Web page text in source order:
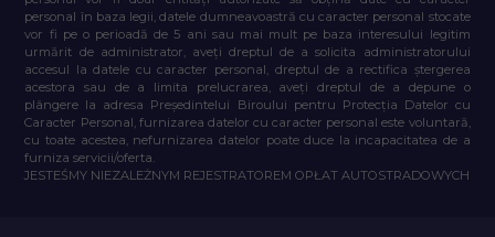
personal în baza legii, datele dumneavoastră cu caracter personal stocate
vor fi pe o perioadă de 5 ani sau mai mult pe baza interesului legitim
urmărit de administrator, aveți dreptul de a solicita administratorului
accesul la datele cu caracter personal, dreptul de a rectifica ștergerea
acestora sau de a limita prelucrarea, aveți dreptul de a depune o
plângere la adresa Președintelui Biroului pentru Protecția Datelor cu
Caracter Personal, furnizarea datelor cu caracter personal este voluntară,
cu toate acestea, nefurnizarea datelor poate duce la incapacitatea de a
furniza servicii/oferta.
JESTEŚMY NIEZALEŻNYM REJESTRATOREM OPŁAT AUTOSTRADOWYCH